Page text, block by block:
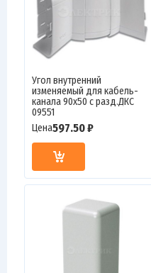
Угол внутренний
изменяемый для кабель-
канала 90х50 с разд.ДКС
09551
Цена597.50 ₽